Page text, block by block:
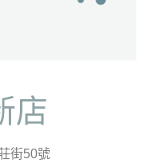
店
街50號